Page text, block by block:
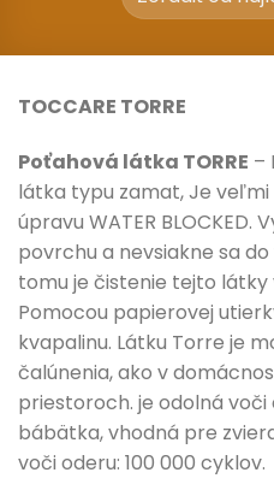
TOCCARE TORRE
Poťahová látka TORRE –
látka typu zamat, Je
úpravu WATER
povrchu a nevsiakne sa
tomu je čistenie tejto látky
Pomocou papierovej
kvapalinu. Látku Torre je
čalúnenia, ako v
priestoroch. je odolná
bábätka, vhodná pre
voči oderu: 100 000 cyklov.